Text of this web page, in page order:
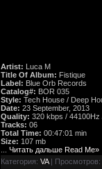
Artist: Luca M
Title Of Album: Fistique
Label: Blue Orb Records
Catalog#: BOR 035
Style: Tech House / Deep
Date: 23 September, 2013
Quality: 320 kbps / 44100Hz
Tracks: 06
Total Time: 00:47:01 min
Size: 107 mb
Читать дальше Read Me»
Категория: VA| Просмотров: